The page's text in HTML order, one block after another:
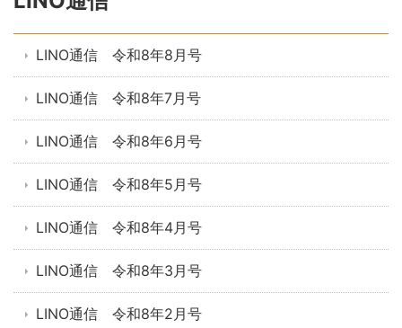
LINO通信 令和8年8月号
LINO通信 令和8年7月号
LINO通信 令和8年6月号
LINO通信 令和8年5月号
LINO通信 令和8年4月号
LINO通信 令和8年3月号
LINO通信 令和8年2月号